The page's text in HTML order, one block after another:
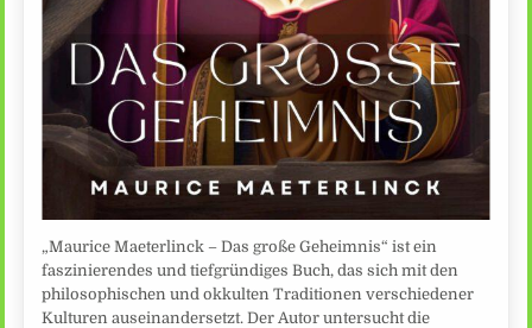
„Maurice Maeterlinck – Das große Geheimnis“ ist ein
faszinierendes und tiefgründiges Buch, das sich mit den
philosophischen und okkulten Traditionen verschiedener
Kulturen auseinandersetzt. Der Autor untersucht die